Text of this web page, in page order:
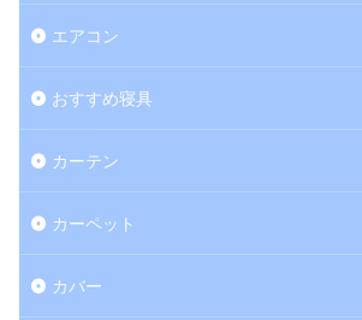
エアコン
おすすめ寝具
カーテン
カーペット
カバー